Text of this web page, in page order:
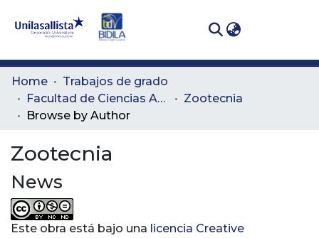
Communities
& Collections
All of DSpace
Home
Trabajos de grado
Facultad de Ciencias Administrativas y Agropecuarias
Zootecnia
Browse by Author
Zootecnia
News
Este obra está bajo una licencia Creative